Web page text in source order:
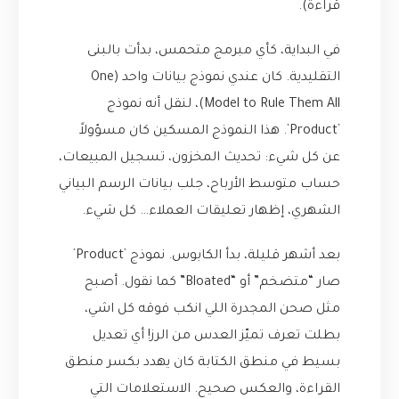
قراءة).
في البداية، كأي مبرمج متحمس، بدأت بالبنى
التقليدية. كان عندي نموذج بيانات واحد (One
Model to Rule Them All)، لنقل أنه نموذج
`Product`. هذا النموذج المسكين كان مسؤولاً
عن كل شيء: تحديث المخزون، تسجيل المبيعات،
حساب متوسط الأرباح، جلب بيانات الرسم البياني
الشهري، إظهار تعليقات العملاء… كل شيء.
صار “متضخم” أو “Bloated” كما نقول. أصبح
مثل صحن المجدرة اللي انكب فوقه كل اشي،
بطلت تعرف تميّز العدس من الرز! أي تعديل
بسيط في منطق الكتابة كان يهدد بكسر منطق
القراءة، والعكس صحيح. الاستعلامات التي